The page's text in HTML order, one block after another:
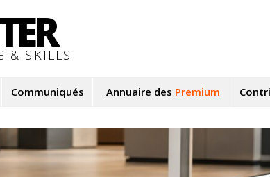
& SKILLS
Communiqués Annuaire des Premium